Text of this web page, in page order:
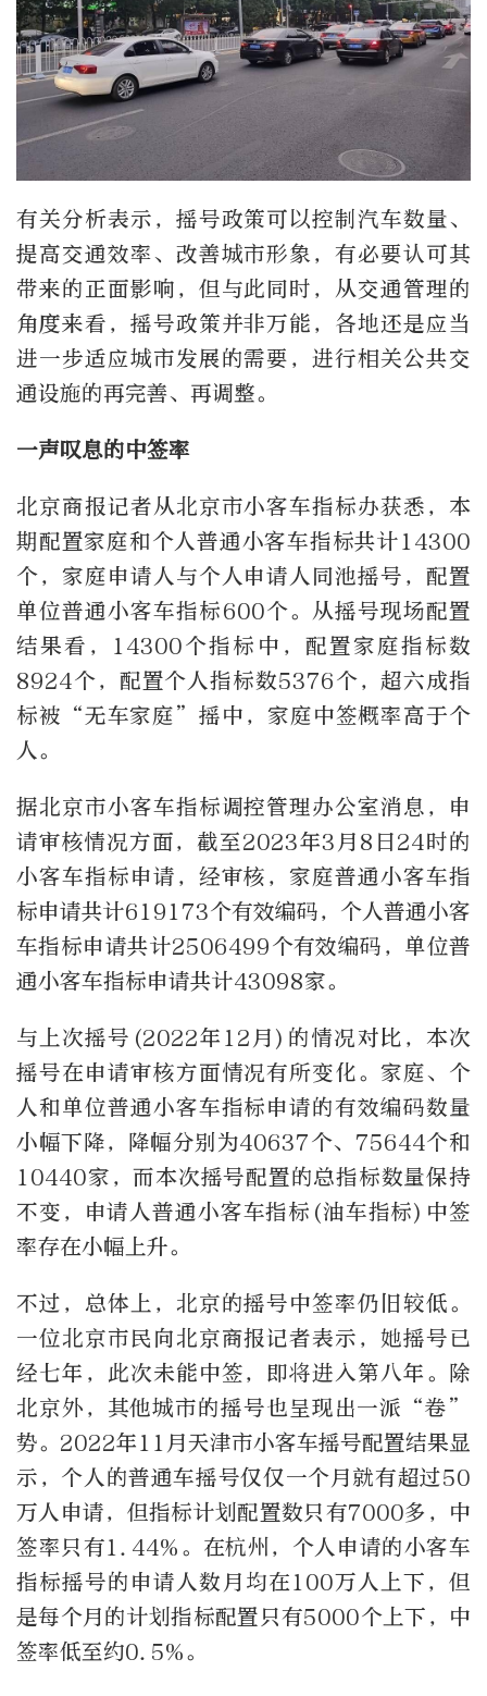
有关分析表示，摇号政策可以控制汽车数量、
提高交通效率、改善城市形象，有必要认可其
带来的正面影响，但与此同时，从交通管理的
角度来看，摇号政策并非万能，各地还是应当
进一步适应城市发展的需要，进行相关公共交
通设施的再完善、再调整。
一声叹息的中签率
北京商报记者从北京市小客车指标办获悉，本
期配置家庭和个人普通小客车指标共计14300
个，家庭申请人与个人申请人同池摇号，配置
单位普通小客车指标600个。从摇号现场配置
结果看，14300个指标中，配置家庭指标数
8924个，配置个人指标数5376个，超六成指
标被“无车家庭”摇中，家庭中签概率高于个
人。
据北京市小客车指标调控管理办公室消息，申
请审核情况方面，截至2023年3月8日24时的
小客车指标申请，经审核，家庭普通小客车指
标申请共计619173个有效编码，个人普通小客
车指标申请共计2506499个有效编码，单位普
通小客车指标申请共计43098家。
与上次摇号(2022年12月)的情况对比，本次
摇号在申请审核方面情况有所变化。家庭、个
人和单位普通小客车指标申请的有效编码数量
小幅下降，降幅分别为40637个、75644个和
10440家，而本次摇号配置的总指标数量保持
不变，申请人普通小客车指标(油车指标)中签
率存在小幅上升。
不过，总体上，北京的摇号中签率仍旧较低。
一位北京市民向北京商报记者表示，她摇号已
经七年，此次未能中签，即将进入第八年。除
北京外，其他城市的摇号也呈现出一派“卷”
势。2022年11月天津市小客车摇号配置结果显
示，个人的普通车摇号仅仅一个月就有超过50
万人申请，但指标计划配置数只有7000多，中
签率只有1.44%。在杭州，个人申请的小客车
指标摇号的申请人数月均在100万人上下，但
是每个月的计划指标配置只有5000个上下，中
签率低至约0.5%。